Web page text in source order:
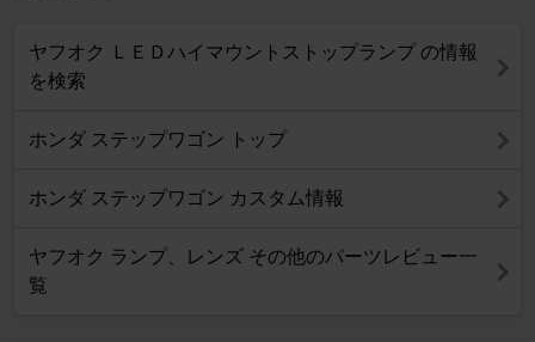
ヤフオク ＬＥＤハイマウントストップランプ の情報
を検索
ホンダ ステップワゴン トップ
ホンダ ステップワゴン カスタム情報
ヤフオク ランプ、レンズ その他のパーツレビュー一
覧